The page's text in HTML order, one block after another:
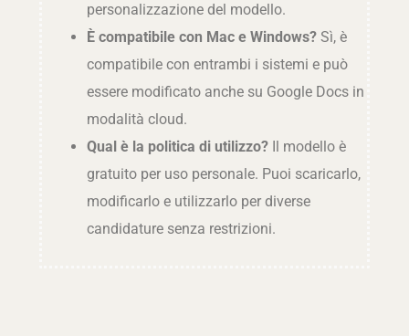
personalizzazione del modello.
È compatibile con Mac e Windows?Sì, è
compatibile con entrambi i sistemi e può
essere modificato anche su Google Docs in
modalità cloud.
Qual è la politica di utilizzo?Il modello è
gratuito per uso personale. Puoi scaricarlo,
modificarlo e utilizzarlo per diverse
candidature senza restrizioni.